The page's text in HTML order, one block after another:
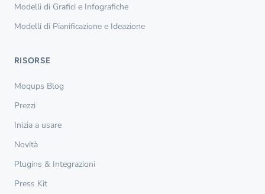
Modelli di Grafici e Infografiche
Modelli di Pianificazione e Ideazione
RISORSE
Moqups Blog
Prezzi
Inizia a usare
Novità
Plugins & Integrazioni
Press Kit